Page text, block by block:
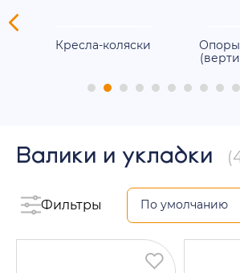
Кресла-коляски
Опоры
Валики и укладки
Фильтры